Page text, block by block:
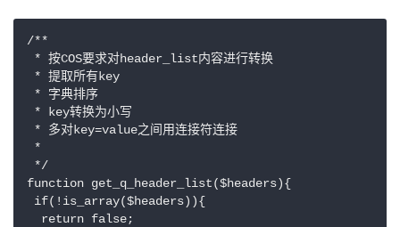
/**
* 按COS要求对header_list内容进行转换
* 提取所有key
* 字典排序
* key转换为小写
* 多对key=value之间用连接符连接
*
*/
function get_q_header_list($headers){
if(!is_array($headers)){
  return false;